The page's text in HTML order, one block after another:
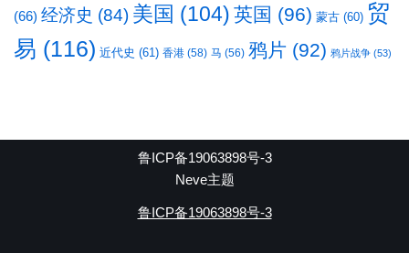
(66) 经济史 (84) 美国 (104) 英国 (96) 蒙古 (60) 贸
易 (116) 近代史 (61) 香港 (58) 马 (56) 鸦片 (92) 鸦片战争 (53)
鲁ICP备19063898号-3
Neve主题
鲁ICP备19063898号-3